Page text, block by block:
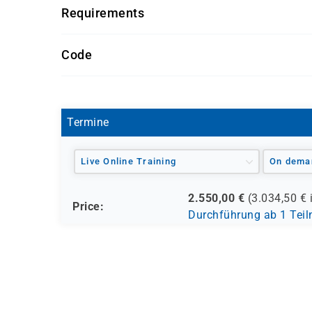
Grundkenntnisse der Serverhardware
oder Windows 10
Kurs suchen, der Speicher- und
Requirements
Code
Termine
Live Online Training On
Price:
2.550,00 € (3.034,50 €
Durchführung ab 1